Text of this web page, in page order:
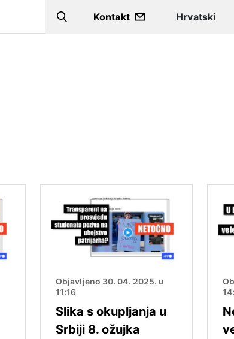
Search
Kontakt
Objavljeno 30. 04. 2025. u
11:16
Slika s okupljanja u
Srbiji 8. ožujka